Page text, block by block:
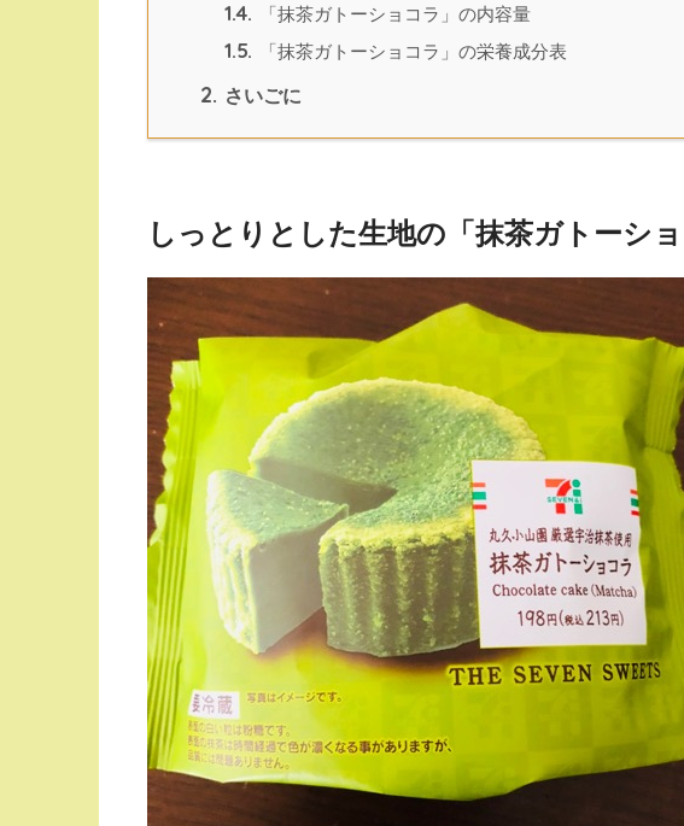
1.4. 「抹茶ガトーショコラ」の内容量
1.5. 「抹茶ガトーショコラ」の栄養成分表
2. さいごに
しっとりとした生地の「抹茶ガトーショ